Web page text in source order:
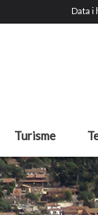
Data i
Turisme